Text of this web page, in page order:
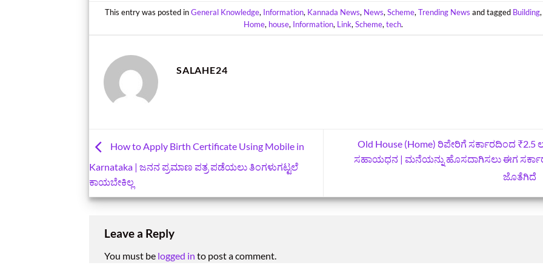
This entry was posted inGeneral Knowledge, Information, Kannada News, News, Scheme, Trending News and tagged Building,
Home, house, Information, Link, Scheme, tech.
SALAHE24
How to Apply Birth Certificate Using Mobile in
Karnataka | ಜನನ ಪ್ರಮಾಣ ಪತ್ರ ಪಡೆಯಲು ತಿಂಗಳುಗಟ್ಟಲೆ
ಕಾಯಬೇಕಿಲ್ಲ
Old House (Home) ರಿಪೇರಿಗೆ ಸರ್ಕಾರದಿಂದ ₹2.5
ಸಹಾಯಧನ | ಮನೆಯನ್ನು ಹೊಸದಾಗಿಸಲು ಈಗ
ಜೊತೆಗಿದೆ
Leave a Reply
You must be logged in to post a comment.